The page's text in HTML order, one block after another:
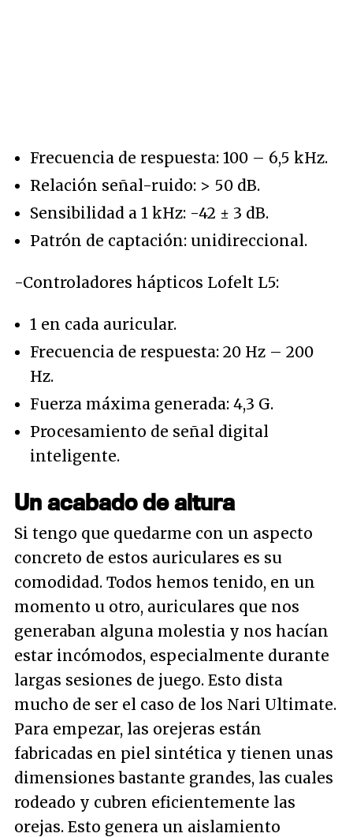
Frecuencia de respuesta: 100 – 6,5 kHz.
Relación señal-ruido: > 50 dB.
Sensibilidad a 1 kHz: -42 ± 3 dB.
Patrón de captación: unidireccional.
-Controladores hápticos Lofelt L5:
1 en cada auricular.
Frecuencia de respuesta: 20 Hz – 200
Hz.
Fuerza máxima generada: 4,3 G.
Procesamiento de señal digital
inteligente.
Un acabado de altura
Si tengo que quedarme con un aspecto
concreto de estos auriculares es su
comodidad. Todos hemos tenido, en un
momento u otro, auriculares que nos
generaban alguna molestia y nos hacían
estar incómodos, especialmente durante
largas sesiones de juego. Esto dista
mucho de ser el caso de los Nari Ultimate.
Para empezar, las orejeras están
fabricadas en piel sintética y tienen unas
dimensiones bastante grandes, las cuales
rodeado y cubren eficientemente las
orejas. Esto genera un aislamiento